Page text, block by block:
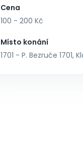
Cena
100 - 200 Kč
Místo konání
1701 - P. Bezruče 1701,